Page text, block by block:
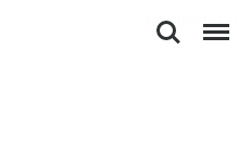
Rechercher
Menu